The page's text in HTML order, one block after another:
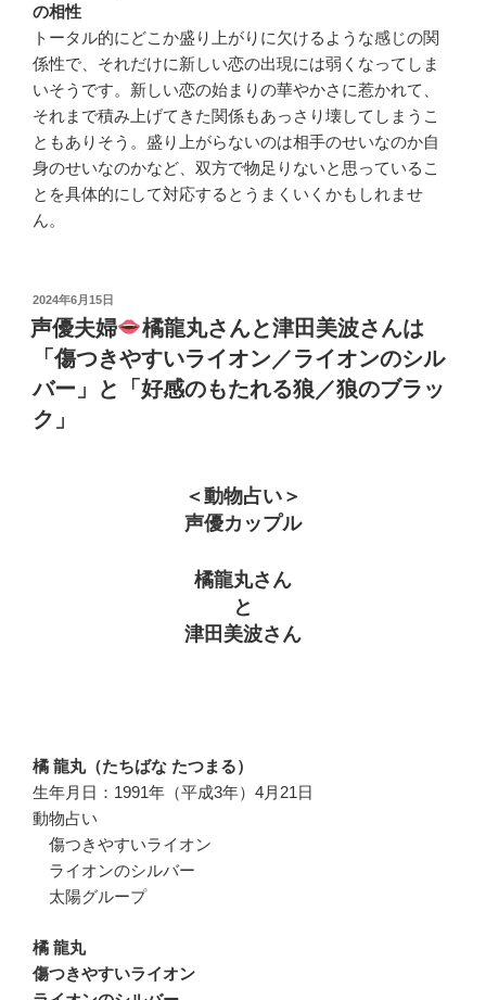
の相性
トータル的にどこか盛り上がりに欠けるような感じの関
係性で、それだけに新しい恋の出現には弱くなってしま
いそうです。新しい恋の始まりの華やかさに惹かれて、
それまで積み上げてきた関係もあっさり壊してしまうこ
ともありそう。盛り上がらないのは相手のせいなのか自
身のせいなのかなど、双方で物足りないと思っているこ
とを具体的にして対応するとうまくいくかもしれませ
ん。
投
稿
日:
2024年6月15日
声優夫婦
橘龍丸さんと津田美波さんは
「傷つきやすいライオン／ライオンのシル
バー」と「好感のもたれる狼／狼のブラッ
ク」
＜動物占い＞
声優カップル
橘龍丸さん
と
津田美波さん
橘 龍丸（たちばな たつまる）
生年月日：1991年（平成3年）4月21日
動物占い
傷つきやすいライオン
ライオンのシルバー
太陽グループ
橘 龍丸
傷つきやすいライオン